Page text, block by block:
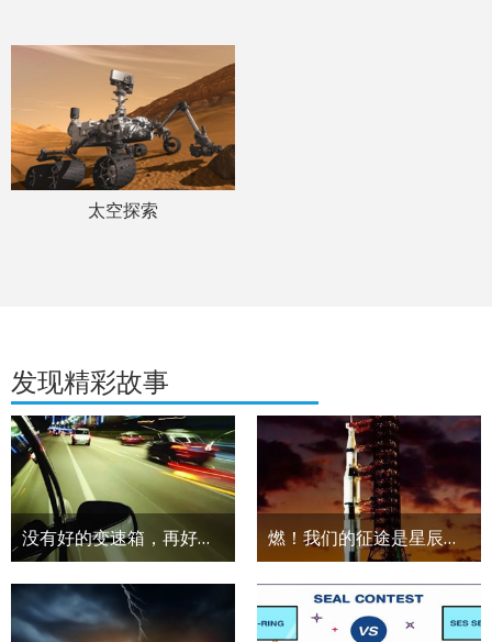
太空探索
发现精彩故事
没有好的变速箱，再好的发动机也是要扑街的 燃！我们的征途是星辰大海，圣戈班密封件助力太空探索60年